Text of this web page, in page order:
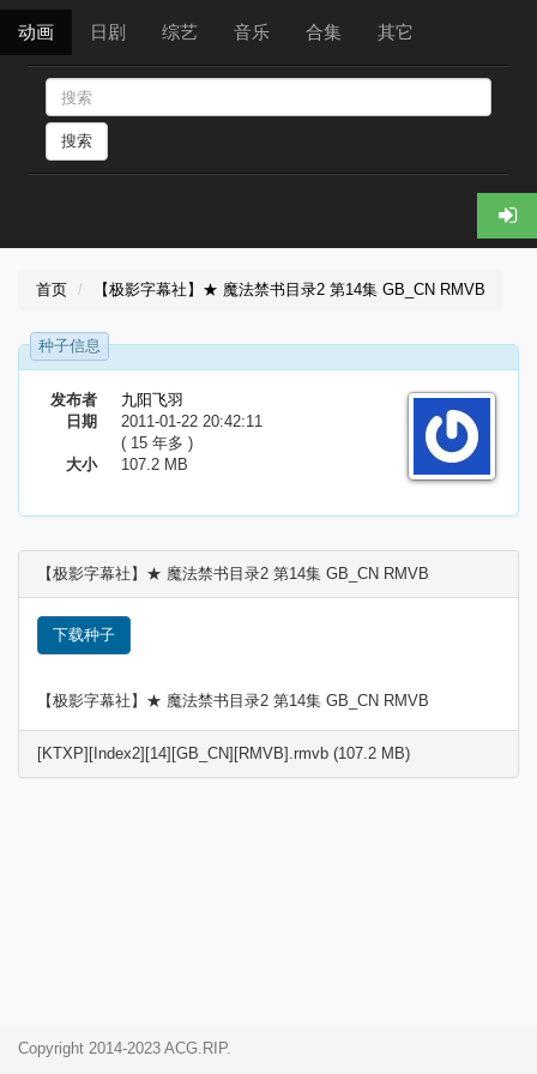
动画 日剧 综艺 音乐 合集 其它
搜索
首页 【极影字幕社】★ 魔法禁书目录2 第14集 GB_CN RMVB
种子信息
发布者
九阳飞羽
日期
2011-01-22 20:42:11
( 15 年多 )
大小
107.2 MB
【极影字幕社】★ 魔法禁书目录2 第14集 GB_CN RMVB
下载种子
【极影字幕社】★ 魔法禁书目录2 第14集 GB_CN RMVB
[KTXP][Index2][14][GB_CN][RMVB].rmvb (107.2 MB)
Copyright 2014-2023 ACG.RIP.